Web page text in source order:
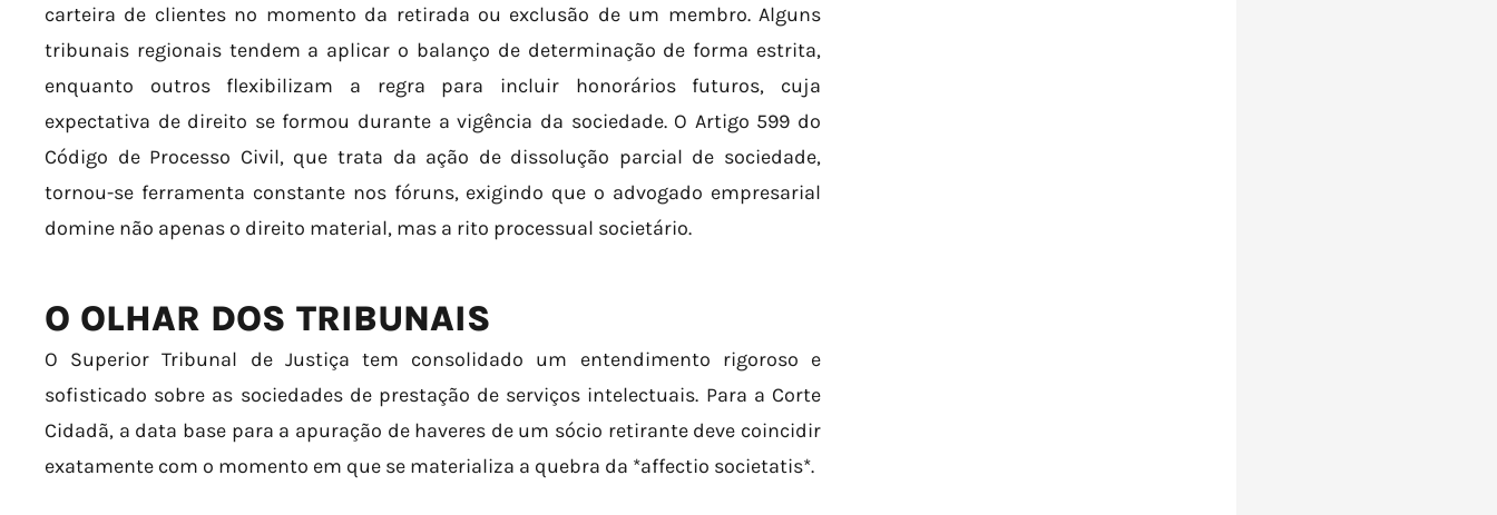
carteira de clientes no momento da retirada ou exclusão de um membro. Alguns
tribunais regionais tendem a aplicar o balanço de determinação de forma estrita,
enquanto outros flexibilizam a regra para incluir honorários futuros, cuja
expectativa de direito se formou durante a vigência da sociedade. O Artigo 599 do
Código de Processo Civil, que trata da ação de dissolução parcial de sociedade,
tornou-se ferramenta constante nos fóruns, exigindo que o advogado empresarial
domine não apenas o direito material, mas a rito processual societário.
O OLHAR DOS TRIBUNAIS
O Superior Tribunal de Justiça tem consolidado um entendimento rigoroso e
sofisticado sobre as sociedades de prestação de serviços intelectuais. Para a Corte
Cidadã, a data base para a apuração de haveres de um sócio retirante deve coincidir
exatamente com o momento em que se materializa a quebra da *affectio societatis*.